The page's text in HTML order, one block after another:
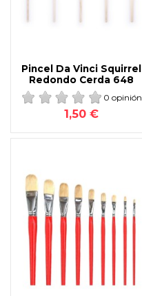
Pincel Da Vinci Squirrel
Redondo Cerda 648
0 opinión
1,50 €